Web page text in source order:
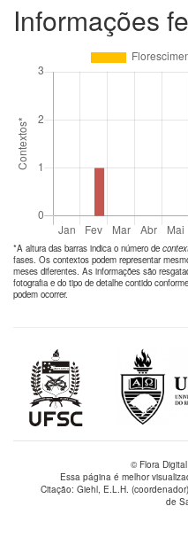
Informações
*A altura das barras indica o número de
fases. Os contextos podem representar
meses diferentes. As informações são
fotografia e do tipo de detalhe contido
podem ocorrer.
© Flora
Essa página é melhor
Citação: Giehl, E.L.H.
de